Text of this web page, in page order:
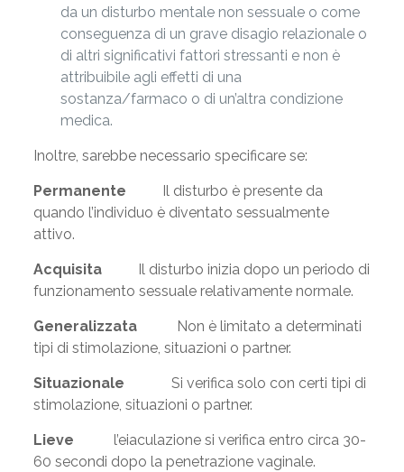
da un disturbo mentale non sessuale o come
conseguenza di un grave disagio relazionale o
di altri significativi fattori stressanti e non è
attribuibile agli effetti di una
sostanza/farmaco o di un’altra condizione
medica.
Inoltre, sarebbe necessario specificare se:
Permanente Il disturbo è presente da
quando l’individuo è diventato sessualmente
attivo.
AcquisitaIl disturbo inizia dopo un periodo di
funzionamento sessuale relativamente normale.
GeneralizzataNon è limitato a determinati
tipi di stimolazione, situazioni o partner.
Situazionale Si verifica solo con certi tipi di
stimolazione, situazioni o partner.
Lieve l’eiaculazione si verifica entro circa 30-
60 secondi dopo la penetrazione vaginale.